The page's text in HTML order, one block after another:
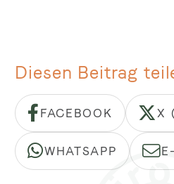
Diesen Beitrag
FACEBOOK X
WHATSAPP